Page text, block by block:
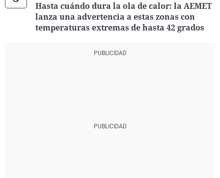
Hasta cuándo dura la ola de calor: la AEMET
lanza una advertencia a estas zonas con
temperaturas extremas de hasta 42 grados